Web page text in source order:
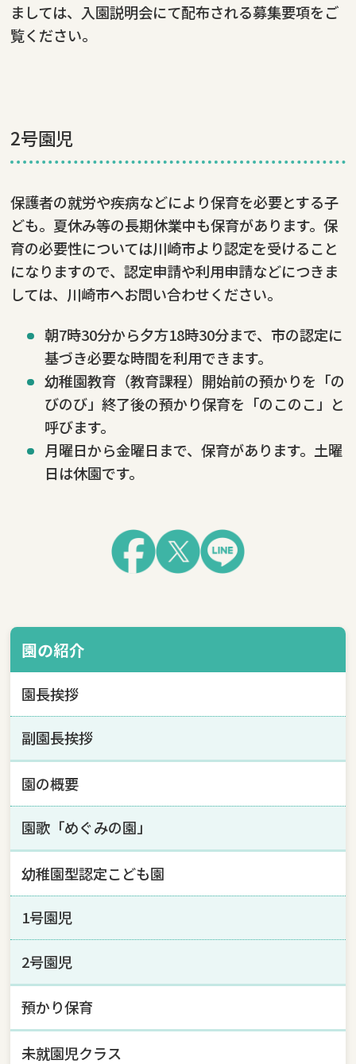
ましては、入園説明会にて配布される募集要項をご
覧ください。
2号園児
保護者の就労や疾病などにより保育を必要とする子
ども。夏休み等の長期休業中も保育があります。保
育の必要性については川崎市より認定を受けること
になりますので、認定申請や利用申請などにつきま
しては、川崎市へお問い合わせください。
朝7時30分から夕方18時30分まで、市の認定に
基づき必要な時間を利用できます。
幼稚園教育（教育課程）開始前の預かりを「の
びのび」終了後の預かり保育を「のこのこ」と
呼びます。
月曜日から金曜日まで、保育があります。土曜
日は休園です。
園の紹介
園長挨拶
副園長挨拶
園の概要
園歌「めぐみの園」
幼稚園型認定こども園
1号園児
2号園児
預かり保育
未就園児クラス